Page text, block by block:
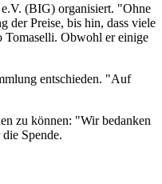
e.V. (BIG) organisiert. "Ohne
der Preise, bis hin, dass viele
Tomaselli. Obwohl er einige
entschieden. "Auf
zu können: "Wir bedanken
Spende.